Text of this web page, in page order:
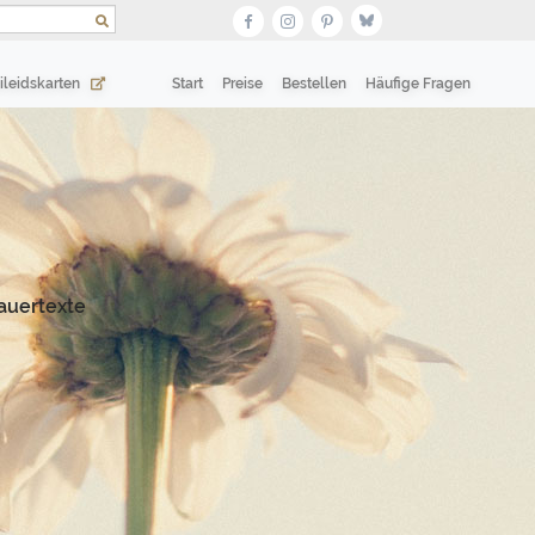
Start(current)
Preise(current)
Bestellen Häufige Fragen